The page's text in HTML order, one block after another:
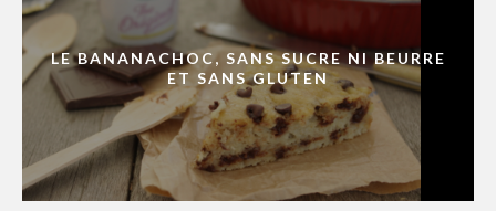
LE BANANACHOC, SANS SUCRE NI BEURRE
ET SANS GLUTEN